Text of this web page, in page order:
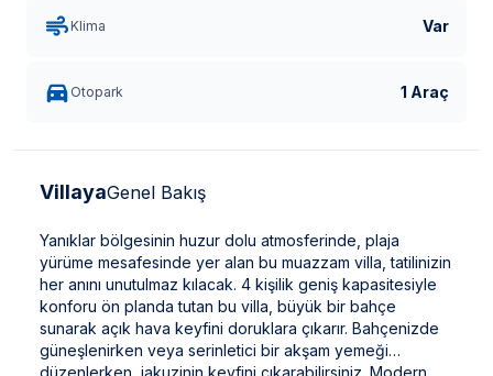
Klima Var
Otopark 1 Araç
VillayaGenel Bakış
Yanıklar bölgesinin huzur dolu atmosferinde, plaja
yürüme mesafesinde yer alan bu muazzam villa, tatilinizin
her anını unutulmaz kılacak. 4 kişilik geniş kapasitesiyle
konforu ön planda tutan bu villa, büyük bir bahçe
sunarak açık hava keyfini doruklara çıkarır. Bahçenizde
güneşlenirken veya serinletici bir akşam yemeği
düzenlerken, jakuzinin keyfini çıkarabilirsiniz. Modern